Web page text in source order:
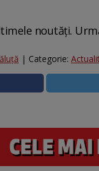
noutăți.
| Categorie: